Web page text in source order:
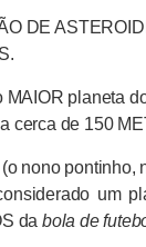
DE
MAIOR planeta
cerca de 150
nono pontinho,
um
dabola de